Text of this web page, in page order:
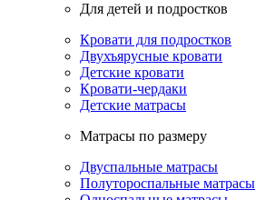
Для детей и подростков
Кровати для подростков
Двухъярусные кровати
Детские кровати
Кровати-чердаки
Детские матрасы
Матрасы по размеру
Двуспальные матрасы
Полутороспальные матрасы